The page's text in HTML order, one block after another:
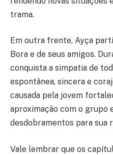
trama.
Em outra frente, Ayça
Bora e de seus amigos.
conquista a simpatia de
espontânea, sincera e
causada pela jovem
aproximação com o grupo
desdobramentos para sua
Vale lembrar que os